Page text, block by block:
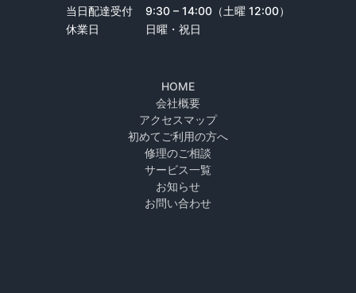
当日配達受付
9:30 – 14:00（土曜 12:00）
休業日
日曜・祝日
HOME
会社概要
アクセスマップ
初めてご利用の方へ
修理のご相談
サービス一覧
お知らせ
お問い合わせ